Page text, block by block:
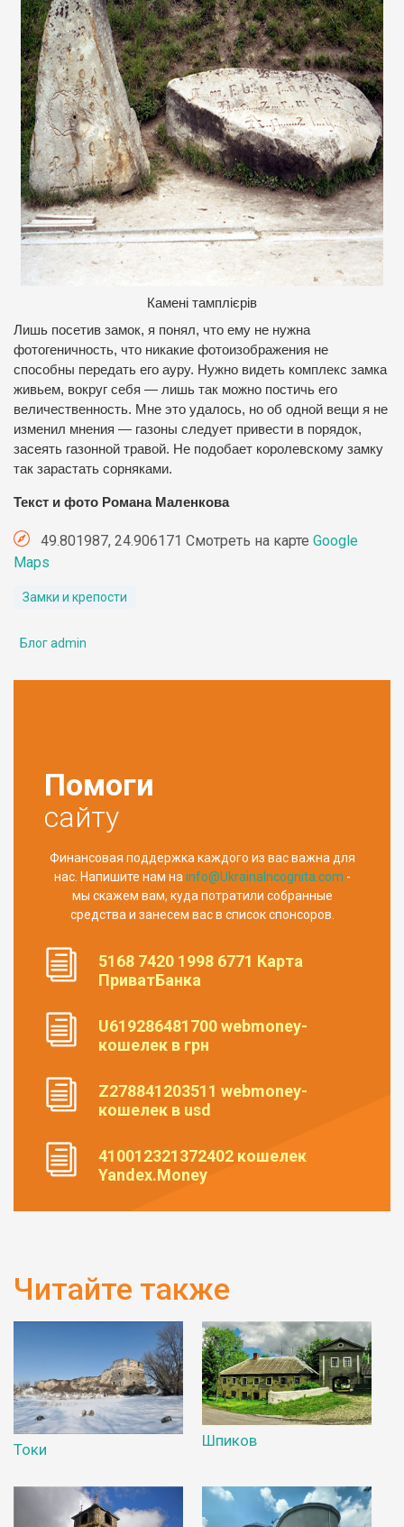
Камені тамплієрів
Лишь посетив замок, я понял, что ему не нужна
фотогеничность, что никакие фотоизображения не
способны передать его ауру. Нужно видеть комплекс замка
живьем, вокруг себя — лишь так можно постичь его
величественность. Мне это удалось, но об одной вещи я не
изменил мнения — газоны следует привести в порядок,
засеять газонной травой. Не подобает королевскому замку
так зарастать сорняками.
Текст и фото Романа Маленкова
49.801987, 24.906171 Смотреть на карте Google
Maps
Замки и крепости
Блог admin
Помоги
сайту
Финансовая поддержка каждого из вас важна для
нас. Напишите нам на info@UkrainaIncognita.com -
мы скажем вам, куда потратили собранные
средства и занесем вас в список спонсоров.
5168 7420 1998 6771 Карта
ПриватБанка
U619286481700 webmoney-
кошелек в грн
Z278841203511 webmoney-
кошелек в usd
410012321372402 кошелек
Yandex.Money
Читайте также
Токи Шпиков